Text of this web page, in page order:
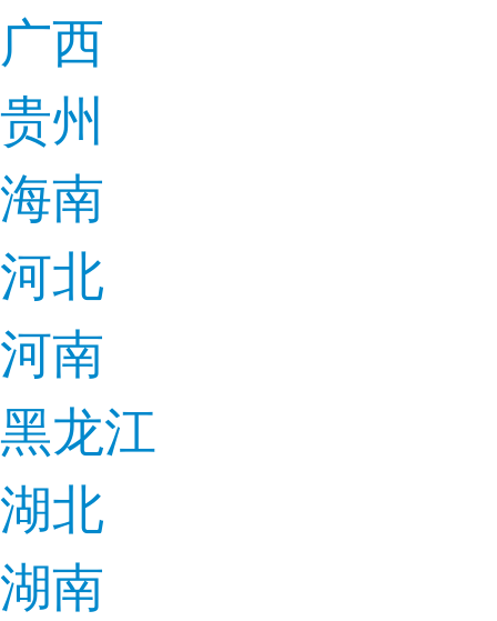
广西
贵州
海南
河北
河南
黑龙江
湖北
湖南